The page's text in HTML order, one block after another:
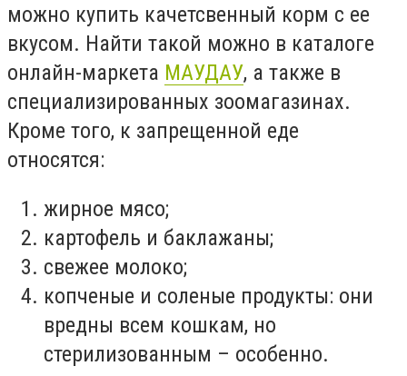
можно купить качетсвенный корм с ее
вкусом. Найти такой можно в каталоге
онлайн-маркета МАУДАУ, а также в
специализированных зоомагазинах.
Кроме того, к запрещенной еде
относятся:
жирное мясо;
картофель и баклажаны;
свежее молоко;
копченые и соленые продукты: они
вредны всем кошкам, но
стерилизованным – особенно.